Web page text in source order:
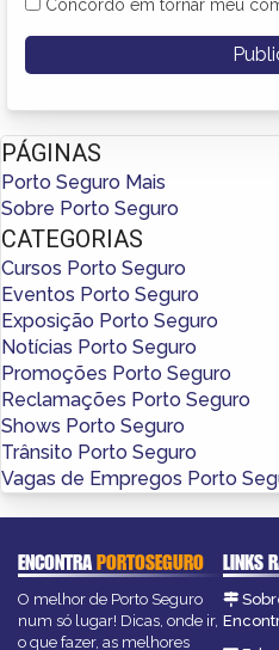
Concordo em tornar meu
PÁGINAS
Porto Seguro Mais
Sobre Porto Seguro
CATEGORIAS
Cursos Porto Seguro
Eventos Porto Seguro
Exposição Porto Seguro
Notícias Porto Seguro
Promoções Porto Seguro
Reclamações Porto Seguro
Shows Porto Seguro
Trânsito Porto Seguro
Vagas de Empregos Porto
ENCONTRAPORTOSEGURO
O melhor de Porto Seguro
num só lugar! Dicas, onde ir,
o que fazer, as melhores
LINKS